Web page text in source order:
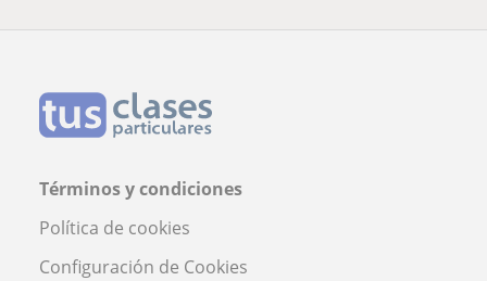
Términos y condiciones
Política de cookies
Configuración de Cookies